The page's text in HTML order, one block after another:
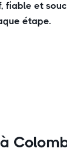
fiable et
étape.